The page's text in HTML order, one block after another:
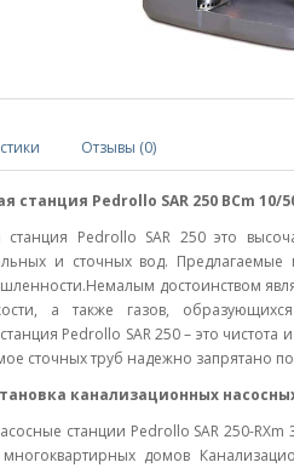
Отзывы (0)
станция Pedrollo SAR 250 BCm 10/
станция Pedrollo SAR 250 это
и сточных вод.
достоинством
а также газов,
Pedrollo SAR 250 – это чистота
сточных труб надежно запрятано
канализационных
станции Pedrollo SAR 250-RXm
домов